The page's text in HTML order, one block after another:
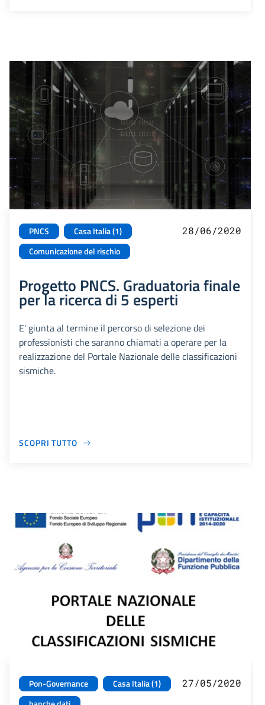
PNCS
Casa Italia (1)
Comunicazione del rischio
28/06/2020
Progetto PNCS. Graduatoria finale
per la ricerca di 5 esperti
E' giunta al termine il percorso di selezione dei
professionisti che saranno chiamati a operare per la
realizzazione del Portale Nazionale delle classificazioni
sismiche.
SCOPRI TUTTO
Pon-Governance
Casa Italia (1)
27/05/2020